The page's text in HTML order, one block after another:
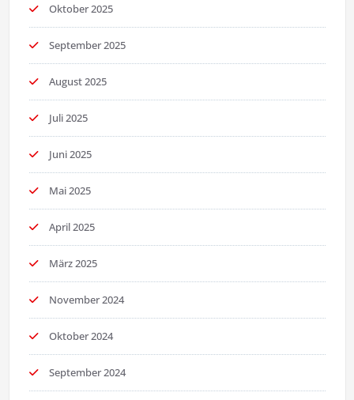
Oktober 2025
September 2025
August 2025
Juli 2025
Juni 2025
Mai 2025
April 2025
März 2025
November 2024
Oktober 2024
September 2024